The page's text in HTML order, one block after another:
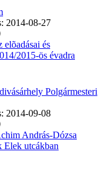
2014-08-27
elõadásai és
2015-ös évadra
Polgármesteri
2014-09-08
András-Dózsa
Elek utcákban